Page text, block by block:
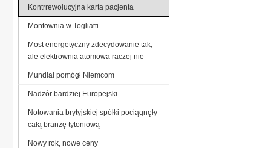
Kontrrewolucyjna karta pacjenta
Montownia w Togliatti
Most energetyczny zdecydowanie tak,
ale elektrownia atomowa raczej nie
Mundial pomógł Niemcom
Nadzór bardziej Europejski
Notowania brytyjskiej spółki pociągnęły
całą branżę tytoniową
Nowy rok, nowe ceny